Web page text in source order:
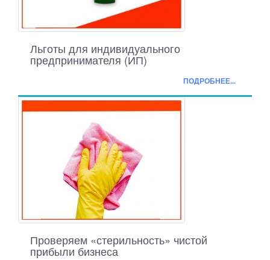
Льготы для индивидуального
предпринимателя (ИП)
ПОДРОБНЕЕ...
Проверяем «стерильность» чистой
прибыли бизнеса